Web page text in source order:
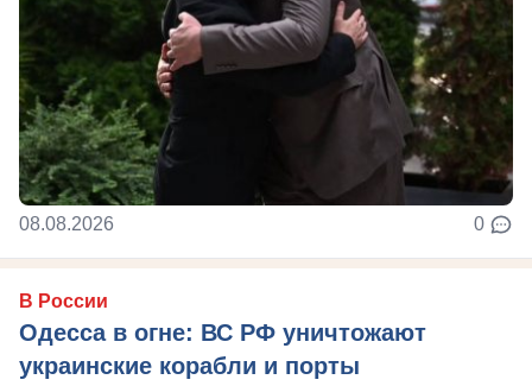
08.08.2026 0
В России
Одесса в огне: ВС РФ уничтожают
украинские корабли и порты